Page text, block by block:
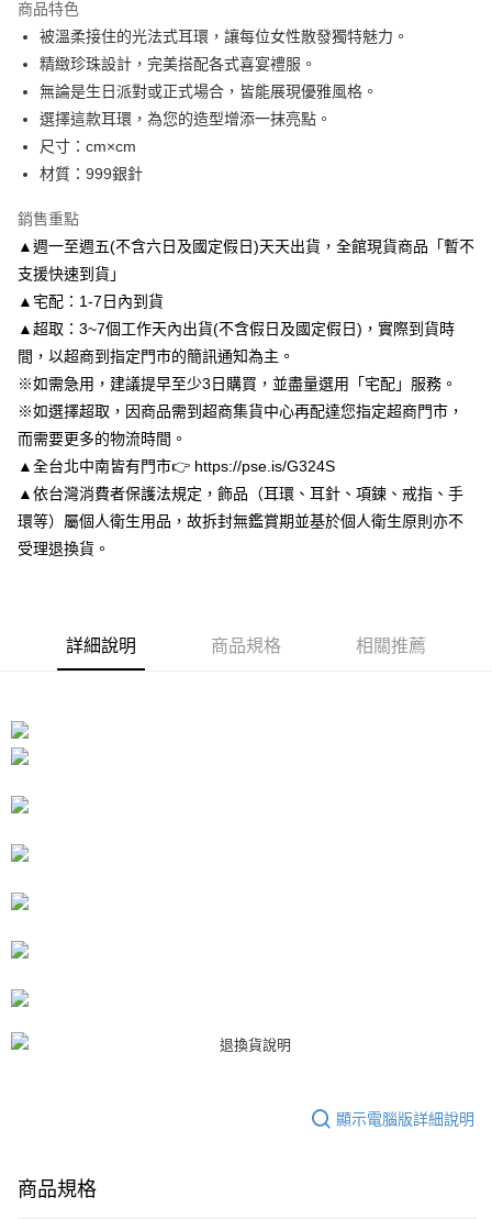
合作金庫商業銀行
華南商業銀行
彰化商業銀行
上海商業儲蓄銀行
台北富邦商業銀行
國泰世華商業銀行
兆豐國際商業銀行
臺灣中小企業銀行
台中商業銀行
匯豐（台灣）商業銀行
聯邦商業銀行
元大商業銀行
台新國際商業銀行
台灣樂天信用卡公司
6 期 0 利率 每期
華南商業銀行
彰化商業銀行
上海商業儲蓄銀行
台北富邦商業銀行
國泰世華商業銀行
兆豐國際商業銀行
臺灣中小企業銀行
匯豐（台灣）商業銀行
元大商業銀行
玉山商業銀行
星展（台灣）商業銀行
台新國際商業銀行
台灣樂天信用卡公司
LINE Pay
Apple Pay
街口支付
悠遊付
Google Pay
【關於「AFTEE先享後付」】
AFTEE先享後付是「在收到商品之後才付款」的支付方式。 讓您購物簡單
便利好安心！
１．簡單：不需註冊會員、不需綁卡、不需儲值。
２．便利：只要手機號碼，簡訊認證，即可結帳。
３．安心：先確認商品／服務後，再付款。
【「AFTEE先享後付」結帳流程】
１．於結帳方式選擇「AFTEE先享後付」後，將跳轉至「AFTEE先享後付」
結帳頁面，進行簡訊認證並確認金額後，即可完成結帳。
２．訂單成立數日內，您將收到繳費通知簡訊。
３．收到繳費通知簡訊後14天內，點擊此簡訊中的連結，可透過四大超商／
ATM／網路銀行／等多元方式進行付款，方視為交易完成。
是否繳費成功／繳費後需取消欲退款等相關疑問，請聯繫「AFTEE先享後付
客戶支援中心」https://netprotections.freshdesk.com/support/home
１．透過由恩沛科技股份有限公司提供之「AFTEE先享後付」服務完成之交
易，需依本服務之必要範圍內提供個人資料，並將交易相關給付款項請求債
權轉讓予恩沛科技股份有限公司。
https://aftee.tw/terms/#terms3
「AFTEE先享後付」，若未經同意申辦者引起之損失，本公司不負相關責
時審查核予不同之上限額度；若仍有額度不足之情形，本公司將視審查結果
５．嚴禁一人註冊多個帳號或使用他人資訊註冊。若發現惡意使用之情形，
ATM付款
運送方式
付款後全家取貨
每筆NT$80，滿NT$3,000(含以上)免運費
付款後7-11取貨
每筆NT$80，滿NT$3,000(含以上)免運費
宅配
商品特色
被溫柔接住的光法式耳環，讓每位女性散發獨特魅力。
精緻珍珠設計，完美搭配各式喜宴禮服。
無論是生日派對或正式場合，皆能展現優雅風格。
選擇這款耳環，為您的造型增添一抹亮點。
尺寸：cm×cm
材質：999銀針
銷售重點
▲週一至週五(不含六日及國定假日)天天出貨，全館現貨商品「暫不
支援快速到貨」
▲宅配：1-7日內到貨
▲超取：3~7個工作天內出貨(不含假日及國定假日)，實際到貨時
間，以超商到指定門市的簡訊通知為主。
※如需急用，建議提早至少3日購買，並盡量選用「宅配」服務。
※如選擇超取，因商品需到超商集貨中心再配達您指定超商門市，
而需要更多的物流時間。
▲全台北中南皆有門市👉 https://pse.is/G324S
▲依台灣消費者保護法規定，飾品（耳環、耳針、項鍊、戒指、手
環等）屬個人衛生用品，故拆封無鑑賞期並基於個人衛生原則亦不
受理退換貨。
詳細說明 商品規格 相關推薦
顯示電腦版詳細說明
商品規格